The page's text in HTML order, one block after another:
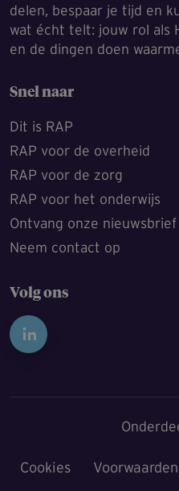
delen, bespaar je tijd en
wat écht telt: jouw rol als
en de dingen doen
Snel naar
Dit is RAP
RAP voor de overheid
RAP voor de zorg
RAP voor het onderwijs
Ontvang onze nieuwsbrief
Neem contact op
Volg ons
Voet
Cookies Voorwaarden